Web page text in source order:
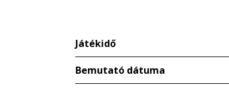
Játékidő
Bemutató dátuma